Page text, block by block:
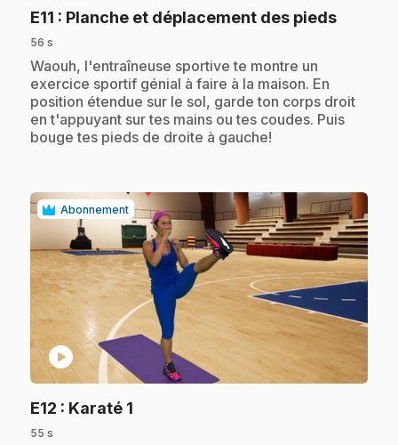
E11 : Planche et déplacement des pieds.
56 s
.Waouh, l'entraîneuse sportive te montre un
exercice sportif génial à faire à la maison. En
position étendue sur le sol, garde ton corps droit
en t'appuyant sur tes mains ou tes coudes. Puis
bouge tes pieds de droite à gauche!
Abonnement
play_circle
E12 : Karaté 1
55 s